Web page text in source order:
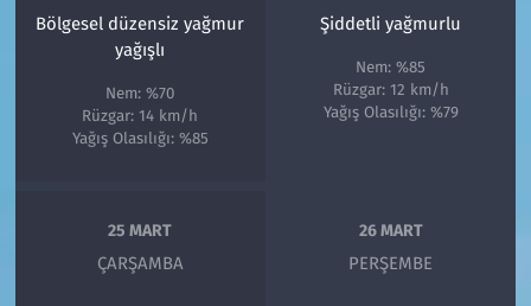
Bölgesel düzensiz yağmur
yağışlı
Nem: %70
Rüzgar: 14 km/h
Yağış Olasılığı: %85
Şiddetli yağmurlu
Nem: %85
Rüzgar: 12 km/h
Yağış Olasılığı: %79
25 MART
ÇARŞAMBA
26 MART
PERŞEMBE